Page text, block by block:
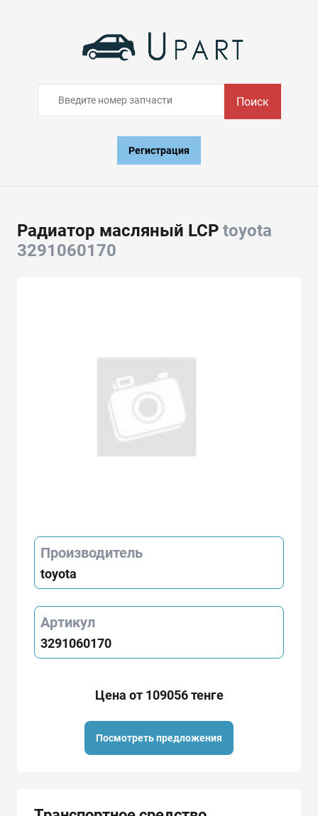
Поиск
Регистрация
Радиатор масляный LCP toyota
3291060170
Производитель
toyota
Артикул
3291060170
Цена от 109056 тенге
Посмотреть предложения